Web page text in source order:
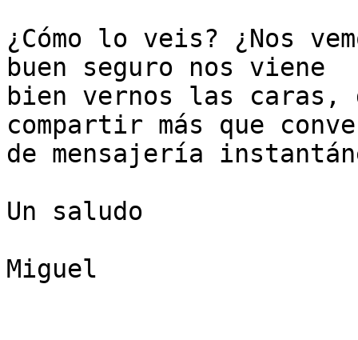
¿Cómo lo veis? ¿Nos
buen seguro nos viene
bien vernos las
compartir más que
de mensajería
Un saludo
Miguel